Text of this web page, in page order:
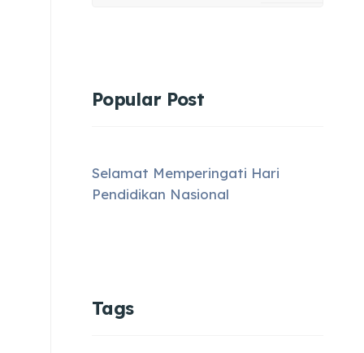
Popular Post
Selamat Memperingati Hari
Pendidikan Nasional
Tags